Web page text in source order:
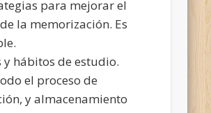
para mejorar el
la memorización. Es
y hábitos de estudio.
el proceso de
y almacenamiento